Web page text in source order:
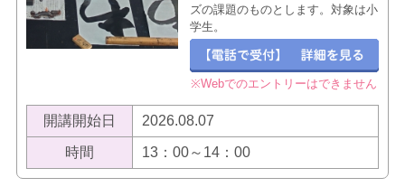
ズの課題のものとします。対象は小
学生。
※Webでのエントリーはできません
開講開始日 2026.08.07
時間 13：00～14：00